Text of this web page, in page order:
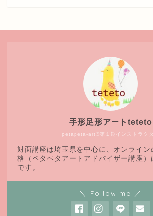
petapeta-art®第１期インストラク
手形足形アートteteto
対面講座は埼玉県を中心に、オンライン
格（ペタペタアートアドバイザー講座）
です。
＼ Follow me ／